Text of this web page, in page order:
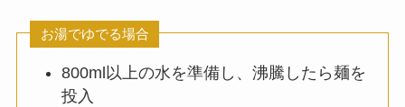
お湯でゆでる場合
800ml以上の水を準備し、沸騰したら麺を
投入